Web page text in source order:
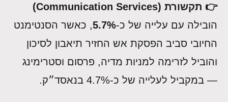
👉 תקשורת (Communication Services)
הובילה עם עלייה של כ-5.7%, כאשר הסנטימנט
החיובי סביב הפסקת אש החזיר תיאבון לסיכון
והוביל לזרימה למניות מדיה, פרסום וסטרימינג
— במקביל לעלייה של כ-4.7% בנאסד״ק.